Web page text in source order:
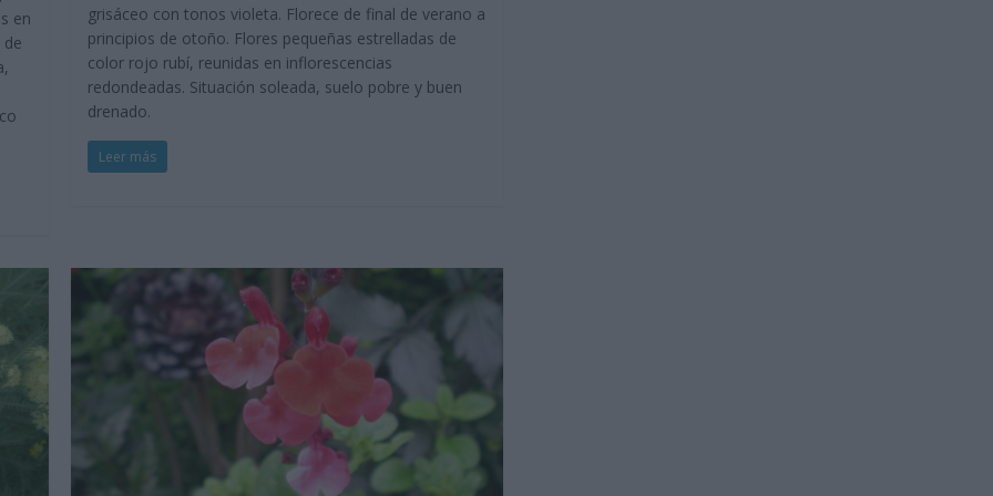
en
grisáceo con tonos violeta. Florece de final de verano a
principios de otoño. Flores pequeñas estrelladas de
color rojo rubí, reunidas en inflorescencias
redondeadas. Situación soleada, suelo pobre y buen
drenado.
Leer más